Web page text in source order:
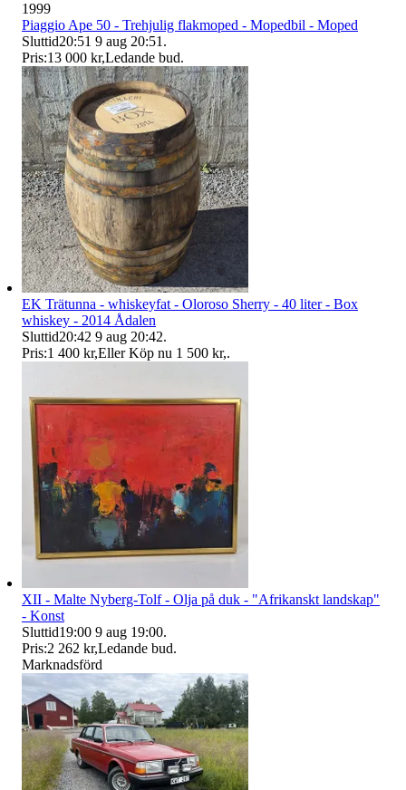
1999
Piaggio Ape 50 - Trehjulig flakmoped - Mopedbil - Moped
Sluttid20:51 9 aug 20:51 .
Pris:13 000 kr,Ledande bud.
EK Trätunna - whiskeyfat - Oloroso Sherry - 40 liter - Box
whiskey - 2014 Ådalen
Sluttid20:42 9 aug 20:42.
Pris:1 400 kr,Eller Köp nu 1 500 kr,.
XII - Malte Nyberg-Tolf - Olja på duk - "Afrikanskt landskap"
- Konst
Sluttid19:00 9 aug 19:00.
Pris:2 262 kr,Ledande bud.
Marknadsförd